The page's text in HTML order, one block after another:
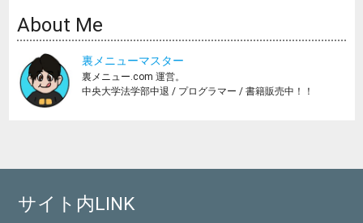
About Me
裏メニューマスター
裏メニュー.com 運営。
中央大学法学部中退 / プログラマー / 書籍販売中！！
サイト内LINK